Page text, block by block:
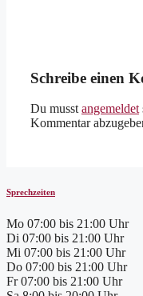
Schreibe einen
Du musst angemeldet
Kommentar
Sprechzeiten
Mo 07:00 bis 21:00 Uhr
Di 07:00 bis 21:00 Uhr
Mi 07:00 bis 21:00 Uhr
Do 07:00 bis 21:00 Uhr
Fr 07:00 bis 21:00 Uhr